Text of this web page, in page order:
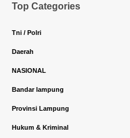
Top Categories
Tni / Polri
Daerah
NASIONAL
Bandar lampung
Provinsi Lampung
Hukum & Kriminal